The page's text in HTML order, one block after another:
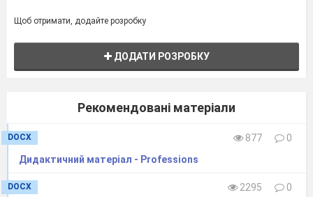
Щоб отримати, додайте розробку
ДОДАТИ РОЗРОБКУ
Рекомендовані матеріали
DOCX 877
0
Дидактичний матеріал - Professions
DOCX 2295
0